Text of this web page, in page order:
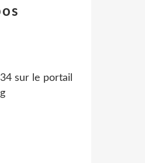
sur le portail